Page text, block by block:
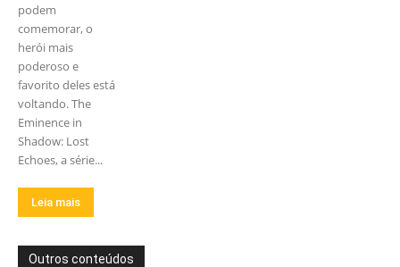
podem
comemorar, o
herói mais
poderoso e
favorito deles está
voltando. The
Eminence in
Shadow: Lost
Echoes, a série...
Leia mais
Outros conteúdos